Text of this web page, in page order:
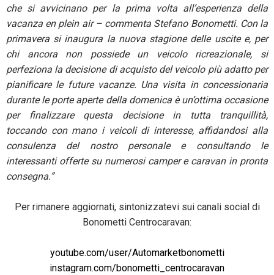
che si avvicinano per la prima volta all’esperienza della
vacanza en plein air – commenta Stefano Bonometti. Con la
primavera si inaugura la nuova stagione delle uscite e, per
chi ancora non possiede un veicolo ricreazionale, si
perfeziona la decisione di acquisto del veicolo più adatto per
pianificare le future vacanze. Una visita in concessionaria
durante le porte aperte della domenica è un’ottima occasione
per finalizzare questa decisione in tutta tranquillità,
toccando con mano i veicoli di interesse, affidandosi alla
consulenza del nostro personale e consultando le
interessanti offerte su numerosi camper e caravan in pronta
consegna.”
Per rimanere aggiornati, sintonizzatevi sui canali social di
Bonometti Centrocaravan:
youtube.com/user/Automarketbonometti
instagram.com/bonometti_centrocaravan